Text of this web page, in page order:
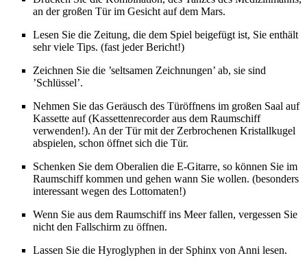
an der großen Tür im Gesicht auf dem Mars.
Lesen Sie die Zeitung, die dem Spiel beigefügt ist, Sie enthält
sehr viele Tips. (fast jeder Bericht!)
Zeichnen Sie die ’seltsamen Zeichnungen’ ab, sie sind
’Schlüssel’.
Nehmen Sie das Geräusch des Türöffnens im großen Saal auf
Kassette auf (Kassettenrecorder aus dem Raumschiff
verwenden!). An der Tür mit der Zerbrochenen Kristallkugel
abspielen, schon öffnet sich die Tür.
Schenken Sie dem Oberalien die E-Gitarre, so können Sie im
Raumschiff kommen und gehen wann Sie wollen. (besonders
interessant wegen des Lottomaten!)
Wenn Sie aus dem Raumschiff ins Meer fallen, vergessen Sie
nicht den Fallschirm zu öffnen.
Lassen Sie die Hyroglyphen in der Sphinx von Anni lesen.